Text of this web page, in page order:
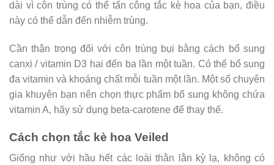
dài vì côn trùng có thể tấn công tắc kè hoa của bạn, điều
này có thể dẫn đến nhiễm trùng.
Cần thận trọng đối với côn trùng bụi bằng cách bổ sung
canxi / vitamin D3 hai đến ba lần một tuần. Có thể bổ sung
đa vitamin và khoáng chất mỗi tuần một lần. Một số chuyên
gia khuyên bạn nên chọn thực phẩm bổ sung không chứa
vitamin A, hãy sử dụng beta-carotene để thay thế.
Cách chọn tắc kè hoa Veiled
Giống như với hầu hết các loài thằn lằn kỳ lạ, không có